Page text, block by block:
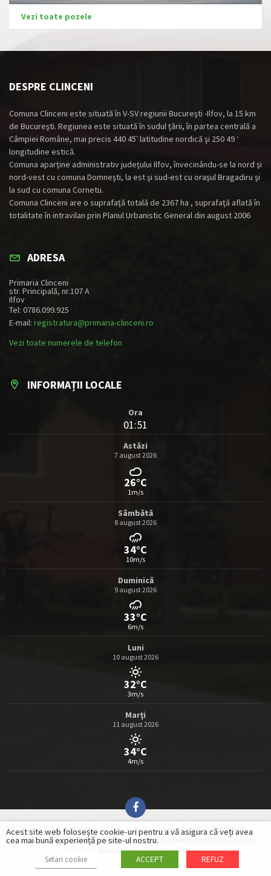
Vezi toate pozele
DESPRE CLINCENI
Comuna Clinceni este situată în V-SV regiunii Bucureşti -Ilfov, la 15 km
de Bucureşti. Regiunea este situată în sudul ţării, în partea centrală a
Câmpiei Române, mai precis 440 45′ latitudine nordică şi 250 49 ‘
longitudine estică.
Comuna aparţine administrativ judeţului Ilfov, învecinându-se la nord şi
nord-vest cu comuna Domneşti, la est şi sud-est cu oraşul Bragadiru şi
la sud cu comuna Cornetu.
Comuna Clinceni are o suprafaţă totală de 2367 ha , suprafaţă aflată în
totalitate în intravilan prin Planul Urbanistic General din august 2006
ADRESA
Primaria Clinceni
str. Principală, nr.107 A
Ilfov
Tel: 0786.099.925
E-mail: registratura@primaria-clinceni.ro
Vezi toate numerele de telefon
INFORMAȚII LOCALE
Ora
01:51
Astăzi
7 august 2026
26°C
1m/s
Sâmbătă
8 august 2026
34°C
10m/s
Duminică
9 august 2026
33°C
6m/s
Luni
10 august 2026
32°C
3m/s
Marţi
11 august 2026
34°C
4m/s
Primaria Comunei Clinceni | Cod Județ 25 / Județul Ilfov / Tipul UAT 14 - C -
Comună / Codul SIRUTA al Unităților Administrativ Teritoriale 102035 / Clinceni
Copyright © 2019. Toate drepturile rezervate.
Acest site web folosește cookie-uri pentru a vă asigura că veți avea
cea mai bună experiență pe site-ul nostru.
Setari cookie ACCEPT REFUZ